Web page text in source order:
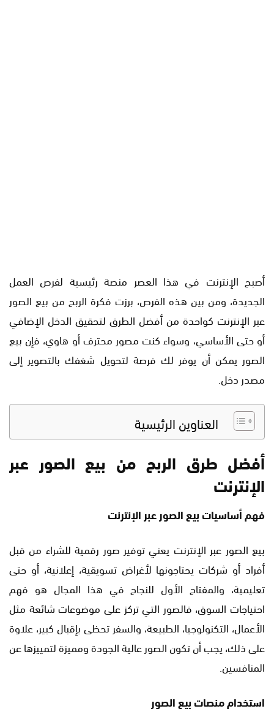
أصبح الإنترنت في هذا العصر منصة رئيسية لفرص العمل
الجديدة، ومن بين هذه الفرص، برزت فكرة الربح من بيع الصور
عبر الإنترنت كواحدة من أفضل الطرق لتحقيق الدخل الإضافي
أو حتى الأساسي، وسواء كنت مصور محترف أو هاوي، فإن بيع
الصور يمكن أن يوفر لك فرصة لتحويل شغفك بالتصوير إلى
مصدر دخل.
العناوين الرئيسية
أفضل طرق الربح من بيع الصور عبر
الإنترنت
فهم أساسيات بيع الصور عبر الإنترنت
بيع الصور عبر الإنترنت يعني توفير صور رقمية للشراء من قبل
أفراد أو شركات يحتاجونها لأغراض تسويقية، إعلانية، أو حتى
تعليمية، والمفتاح الأول للنجاح في هذا المجال هو فهم
احتياجات السوق، فالصور التي تركز على موضوعات شائعة مثل
الأعمال، التكنولوجيا، الطبيعة، والسفر تحظى بإقبال كبير، علاوة
على ذلك، يجب أن تكون الصور عالية الجودة ومميزة لتمييزها عن
المنافسين.
استخدام منصات بيع الصور